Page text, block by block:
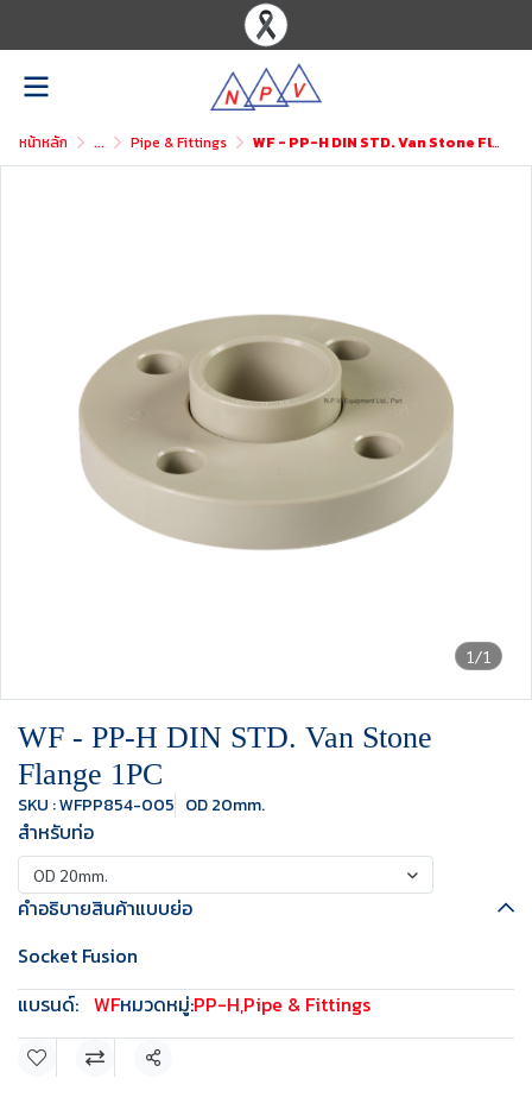
หน้าหลัก ... Pipe & Fittings WF - PP-H DIN STD. Van Stone Flange 1PC
1/1
WF - PP-H DIN STD. Van Stone
Flange 1PC
SKU : WFPP854-005 OD 20mm.
สำหรับท่อ
OD 20mm.
คำอธิบายสินค้าแบบย่อ
Socket Fusion
แบรนด์: WFหมวดหมู่:PP-H,Pipe & Fittings
แชร์